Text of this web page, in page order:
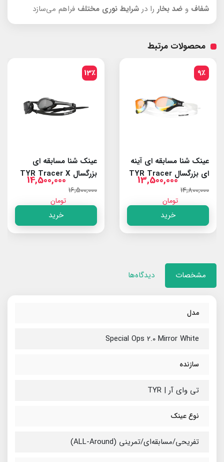
شفاف و ضد بخار را در شرایط نوری مختلف فراهم می‌سازد
محصولات مرتبط
9٪
عینک شنا مسابقه ای آینه
ای بزرگسال TYR Tracer
X RZR Red/White
14,800,000
13,500,000
تومان
خرید
13٪
عینک شنا مسابقه ای
بزرگسال TYR Tracer X
Elite Smoke/Black
16,500,000
14,500,000
تومان
خرید
مشخصات دیدگاه‌ها
مدل
Special Ops 2.0 Mirror White
سازنده
تی وای آر | TYR
نوع عینک
تفریحی/مسابقه‌ای/تمرینی (ALL-Around)